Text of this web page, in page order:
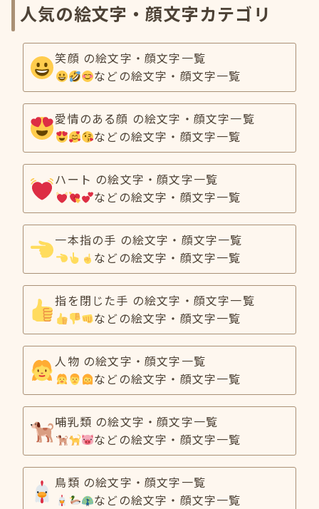
人気の絵文字・顔文字カテゴリ
笑顔 の絵文字・顔文字一覧
などの絵文字・顔文字一覧
愛情のある顔 の絵文字・顔文字一覧
などの絵文字・顔文字一覧
ハート の絵文字・顔文字一覧
などの絵文字・顔文字一覧
一本指の手 の絵文字・顔文字一覧
などの絵文字・顔文字一覧
指を閉じた手 の絵文字・顔文字一覧
などの絵文字・顔文字一覧
人物 の絵文字・顔文字一覧
などの絵文字・顔文字一覧
哺乳類 の絵文字・顔文字一覧
などの絵文字・顔文字一覧
鳥類 の絵文字・顔文字一覧
などの絵文字・顔文字一覧